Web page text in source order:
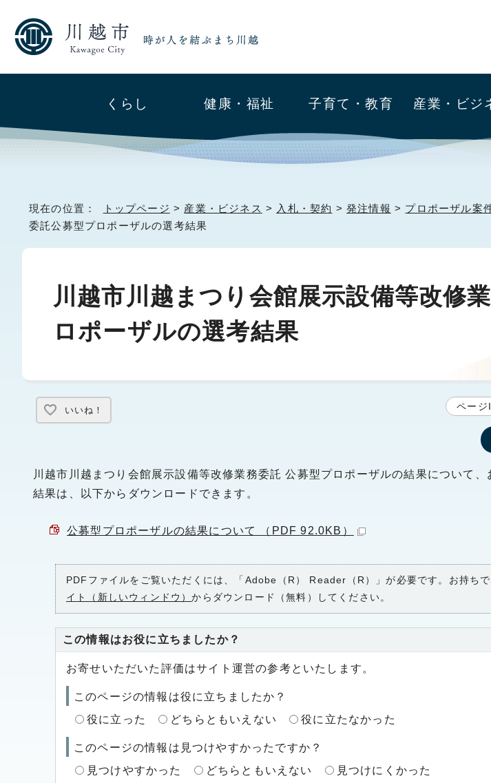
くらし 健康・福祉 子育て・教育 産業・ビジ
現在の位置： トップページ > 産業・ビジネス > 入札・契約 >発注情報 > プロポーザル案
委託公募型プロポーザルの選考結果
川越市川越まつり会館展示設備等改修
ロポーザルの選考結果
いいね！ ペー
川越市川越まつり会館展示設備等改修業務委託 公募型プロポーザルの結果について、
結果は、以下からダウンロードできます。
公募型プロポーザルの結果について （PDF 92.0KB）
PDFファイルをご覧いただくには、「Adobe（R） Reader（R）」が必要です。お持ち
イト（新しいウィンドウ）からダウンロード（無料）してください。
この情報はお役に立ちましたか？
お寄せいただいた評価はサイト運営の参考といたします。
このページの情報は役に立ちましたか？
役に立った
どちらともいえない 役に立たなかった
このページの情報は見つけやすかったですか？
見つけやすかった
どちらともいえない 見つけにくかった